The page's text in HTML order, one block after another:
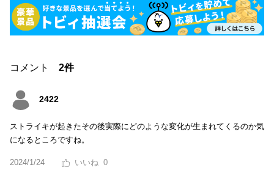
コメント 2件
2422
ストライキが起きたその後実際にどのような変化が生まれてくるのか気
になるところですね。
2024/1/24 0